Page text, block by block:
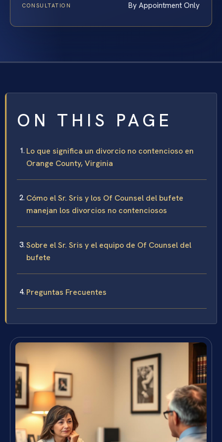
CONSULTATION By Appointment Only
ON THIS PAGE
Lo que significa un divorcio no contencioso en
Orange County, Virginia
Cómo el Sr. Sris y los Of Counsel del bufete
manejan los divorcios no contenciosos
Sobre el Sr. Sris y el equipo de Of Counsel del
bufete
Preguntas Frecuentes